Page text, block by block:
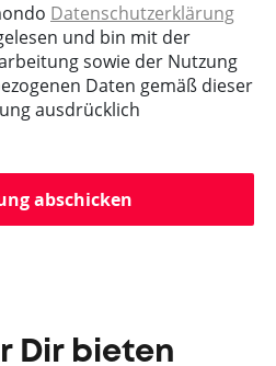
Datenschutzerklärung
und bin mit der
sowie der Nutzung
Daten gemäß dieser
ausdrücklich
abschicken
Dir bieten